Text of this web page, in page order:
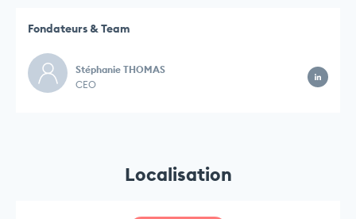
Fondateurs & Team
Stéphanie THOMAS
CEO
Localisation